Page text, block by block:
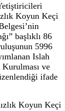
Koyun Keçi
başlıklı 86
5996
Islah
ve
ifade
Koyun Keçi